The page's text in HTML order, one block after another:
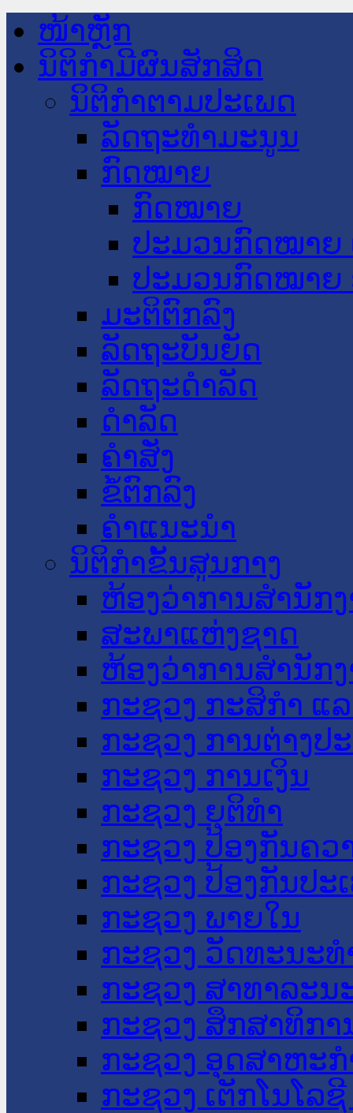
ໜ້າຫຼັກ
ນິຕິກໍາມີຜົນສັກສິດ
ນິຕິກໍາຕາມປະເພດ
ລັດຖະທໍາມະນູນ
ກົດໝາຍ
ກົດໝາຍ
ປະມວນກົດໝາຍ
ປະມວນກົດໝາຍ
ມະຕິຕົກລົງ
ລັດຖະບັນຍັດ
ລັດຖະດໍາລັດ
ດໍາລັດ
ຄໍາສັ່ງ
ຂໍ້ຕົກລົງ
ຄໍາແນະນໍາ
ນິຕິກໍາຂັ້ນສູນກາງ
ຫ້ອງວ່າການສໍານັກ
ສະພາແຫ່ງຊາດ
ຫ້ອງວ່າການສຳນັກ
ກະຊວງ ກະສິກຳ ແ
ກະຊວງ ການຕ່າງປ
ກະຊວງ ການເງິນ
ກະຊວງ ຍຸຕິທໍາ
ກະຊວງ ປ້ອງກັນຄວ
ກະຊວງ ປ້ອງກັນປະ
ກະຊວງ ພາຍໃນ
ກະຊວງ ວັດທະນະ
ກະຊວງ ສາທາລະນ
ກະຊວງ ສຶກສາທິກາ
ກະຊວງ ອຸດສາຫະ
ກະຊວງ ເຕັກໂນໂລ